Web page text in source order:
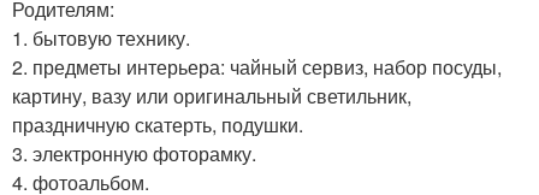
Родителям:
1. бытовую технику.
2. предметы интерьера: чайный сервиз, набор посуды,
картину, вазу или оригинальный светильник,
праздничную скатерть, подушки.
3. электронную фоторамку.
4. фотоальбом.